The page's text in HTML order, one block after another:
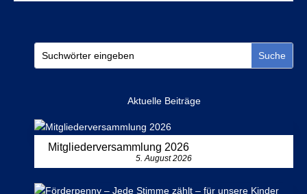
Aktuelle Beiträge
Mitgliederversammlung 2026
5. August 2026